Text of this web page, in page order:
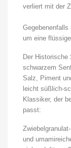
verliert mit der
um eine
Der Historische
schwarzem
Salz, Piment
leicht süßlich-
Klassiker, der
passt:
und